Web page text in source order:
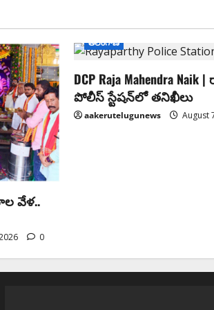
వేళ..
0
తెలంగాణ
DCP Raja Mahendra
పోలీస్ స్టేషన్‌లో తనిఖీలు
aakerutelugunews August